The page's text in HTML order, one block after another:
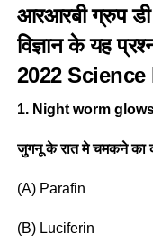
आरआरबी ग्रुप डी
विज्ञान के यह
2022Science
1. Night worm
जुगनू के रात मे चमकने का
(A) Parafin
(B) Luciferin